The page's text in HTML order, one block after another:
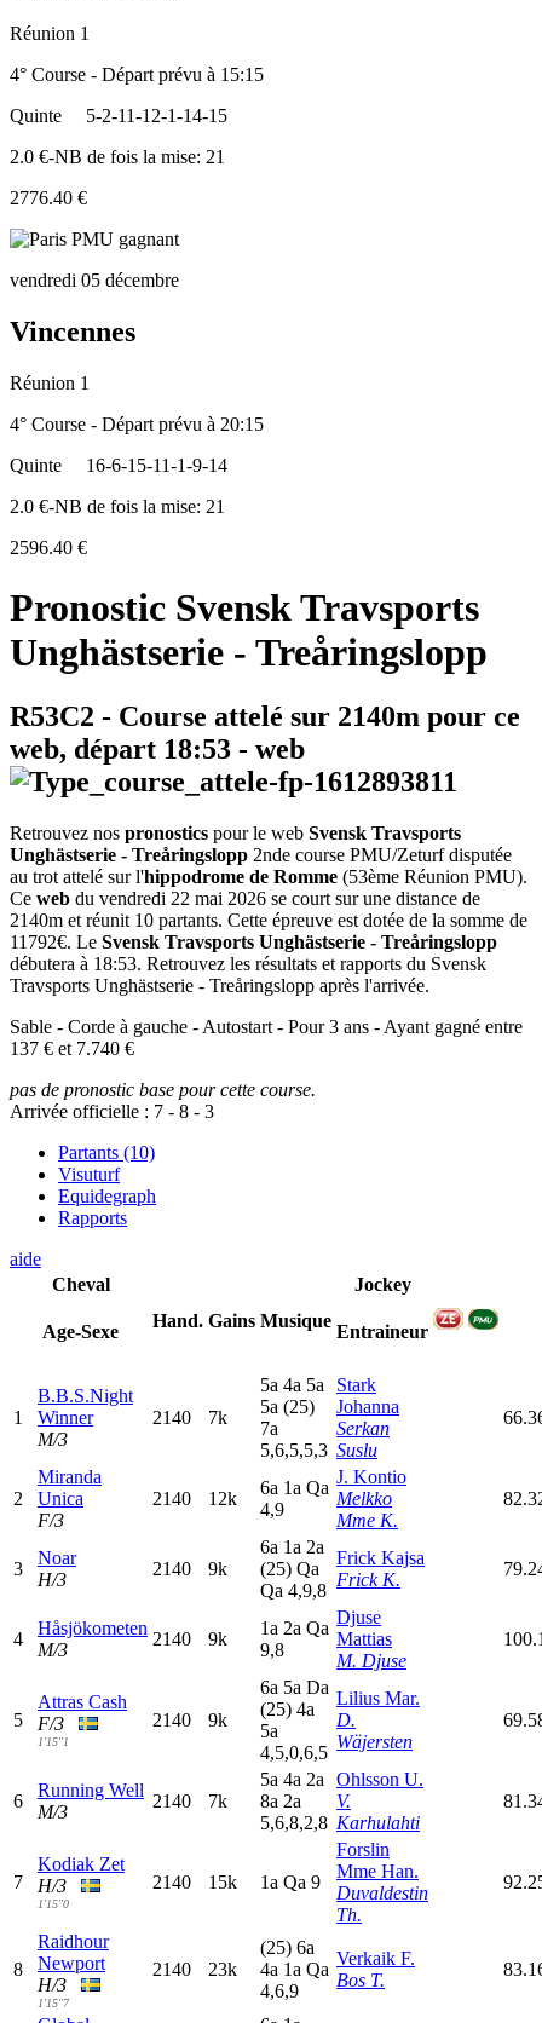
Réunion 1
4° Course - Départ prévu à 15:15
Quinte
5-2-11-12-1-14-15
2.0 €-NB de fois la mise: 21
2776.40 €
vendredi 05 décembre
Vincennes
Réunion 1
4° Course - Départ prévu à 20:15
Quinte
16-6-15-11-1-9-14
2.0 €-NB de fois la mise: 21
2596.40 €
Pronostic Svensk Travsports
Unghästserie - Treåringslopp
R53C2 - Course attelé sur 2140m pour ce
web, départ 18:53 - web
Retrouvez nos pronostics pour le web Svensk Travsports
Unghästserie - Treåringslopp 2nde course PMU/Zeturf disputée
au trot attelé sur l'hippodrome de Romme (53ème Réunion PMU).
Ce web du vendredi 22 mai 2026 se court sur une distance de
2140m et réunit 10 partants. Cette épreuve est dotée de la somme de
11792€. Le Svensk Travsports Unghästserie - Treåringslopp
débutera à 18:53. Retrouvez les résultats et rapports du Svensk
Travsports Unghästserie - Treåringslopp après l'arrivée.
Sable - Corde à gauche - Autostart - Pour 3 ans - Ayant gagné entre
137 € et 7.740 €
pas de pronostic base pour cette course.
Arrivée officielle : 7 - 8 - 3
Partants (10)
Visuturf
Equidegraph
Rapports
aide
Cheval
Age-Sexe
Hand. Gains Musique
Jockey
Entraineur
1
B.B.S.Night
Winner
M/3
2140 7k
5a 4a 5a
5a (25)
7a
5,6,5,5,3
Stark
Johanna
Serkan
Suslu
2
Miranda
Unica
F/3
2140 12k
6a 1a Qa
4,9
J. Kontio
Melkko
Mme K.
3
Noar
H/3
2140 9k
6a 1a 2a
(25) Qa
Qa 4,9,8
Frick Kajsa
Frick K.
4
Håsjökometen
M/3
2140 9k
1a 2a Qa
9,8
Djuse
Mattias
M. Djuse
5
Attras Cash
F/3
1'15"1
2140 9k
6a 5a Da
(25) 4a
5a
4,5,0,6,5
Lilius Mar.
D.
Wäjersten
6
Running Well
M/3
2140 7k
5a 4a 2a
8a 2a
5,6,8,2,8
Ohlsson U.
V.
Karhulahti
7
Kodiak Zet
H/3
1'15"0
2140 15k 1a Qa 9
Forslin
Mme Han.
Duvaldestin
Th.
8
Raidhour
Newport
H/3
1'15"7
2140 23k
(25) 6a
4a 1a Qa
4,6,9
Verkaik F.
Bos T.